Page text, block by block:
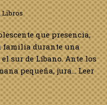
Libros
que presencia,
familia durante una
sur de Líbano. Ante los
pequeña, jura…Leer